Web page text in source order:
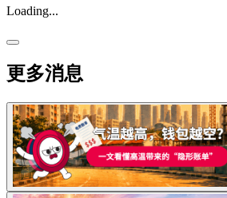
Loading...
更多消息